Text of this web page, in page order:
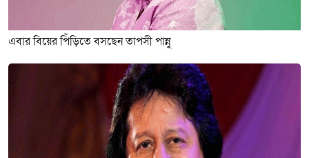
এবার বিয়ের পিঁড়িতে বসছেন তাপসী পান্নু